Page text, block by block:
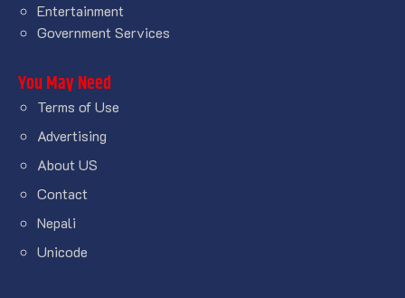
Entertainment
Government Services
You May Need
Terms of Use
Advertising
About US
Contact
Nepali
Unicode